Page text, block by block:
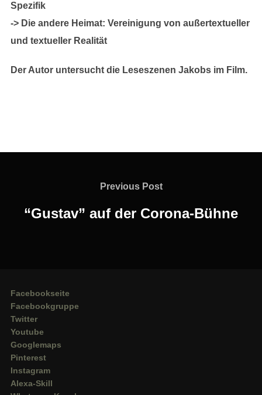
Spezifik
-> Die andere Heimat: Vereinigung von außertextueller
und textueller Realität
Der Autor untersucht die Leseszenen Jakobs im Film.
Previous
Previous Post
“Gustav” auf der Corona-Bühne
Facebookseite
Facebookgruppe
Twitter
Youtube
Googlemaps
Pinterest
Instagram
Alexa-Skill